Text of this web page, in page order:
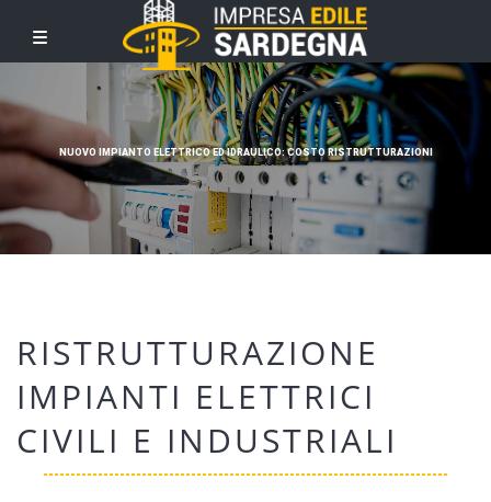
NUOVO IMPIANTO ELETTRICO ED IDRAULICO: COSTO RISTRUTTURAZIONI
RISTRUTTURAZIONE
IMPIANTI ELETTRICI
CIVILI E INDUSTRIALI